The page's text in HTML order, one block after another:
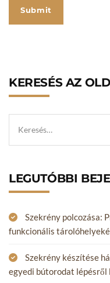
KERESÉS AZ
LEGUTÓBBI
Szekrény polcozása:
funkcionális
Szekrény készítése
egyedi bútorodat lépésről